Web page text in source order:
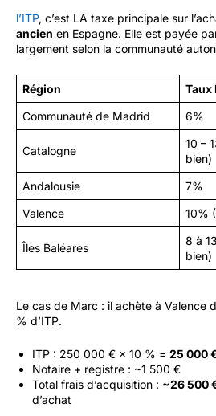
l’ITP, c’est LA taxe principale sur
ancien en Espagne. Elle est payée
largement selon la communauté
Région
Taux
Communauté de Madrid
6%
Catalogne
10 –
bien)
Andalousie
7%
Valence
10%
Îles Baléares
8 à
bien)
Le cas de Marc : il achète à Valence
% d’ITP.
ITP : 250 000 € × 10 % = 25 000
Notaire + registre : ~1 500 €
Total frais d’acquisition : ~26 500
d’achat